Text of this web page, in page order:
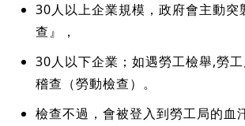
30人以上企業規模，政府會主動突
查』，
30人以下企業；如遇勞工檢舉,勞
稽查（勞動檢查）。
檢查不過，會被登入到勞工局的血